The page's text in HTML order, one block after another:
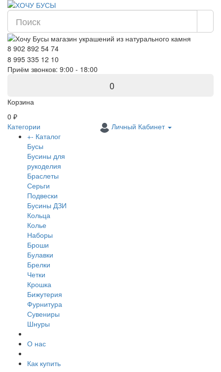
8 902 892 54 74
8 995 335 12 10
Приём звонков: 9:00 - 18:00
0
Корзина
0 ₽
Категории
+- Каталог
Бусы
Бусины для
рукоделия
Браслеты
Серьги
Подвески
Бусины ДЗИ
Кольца
Колье
Наборы
Броши
Булавки
Брелки
Четки
Крошка
Бижутерия
Фурнитура
Сувениры
Шнуры
О нас
Как купить
Личный Кабинет